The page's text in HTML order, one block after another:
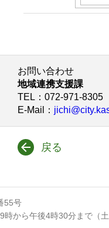
お問い合わせ
地域連携支援課
TEL ：072-971-8305
E-Mail
：
戻る
55号
から午後4時30分まで（